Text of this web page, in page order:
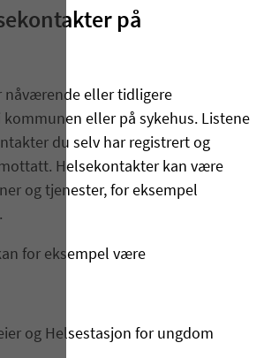
på
nåværende eller tidligere
eller på sykehus. Listene
du selv har registrert og
Helsekontakter kan være
og tjenester, for eksempel
for eksempel være
og Helsestasjon for ungdom